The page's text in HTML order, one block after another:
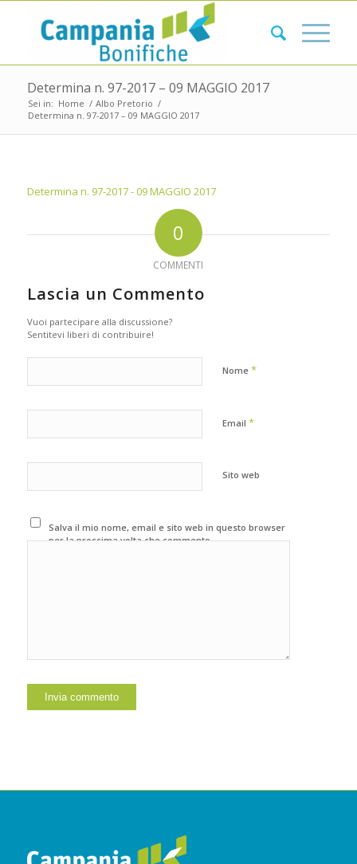
Determina n. 97-2017 – 09 MAGGIO 2017
Sei in: Home / Albo Pretorio /
Determina n. 97-2017 – 09 MAGGIO 2017
Determina n. 97-2017 - 09 MAGGIO 2017
0
COMMENTI
Lascia un Commento
Vuoi partecipare alla discussione?
Sentitevi liberi di contribuire!
Nome *
Email *
Sito web
Salva il mio nome, email e sito web in questo browser
per la prossima volta che commento.